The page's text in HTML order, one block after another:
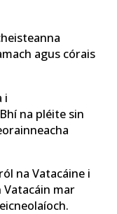
agus córais
i
na pléite sin
na Vatacáine i
mar